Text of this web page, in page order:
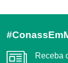
Receba o conteúdo semanal do Conass com as